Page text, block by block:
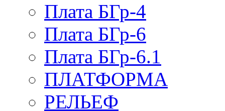
Плата БГр-4
Плата БГр-6
Плата БГр-6.1
ПЛАТФОРМА
РЕЛЬЕФ